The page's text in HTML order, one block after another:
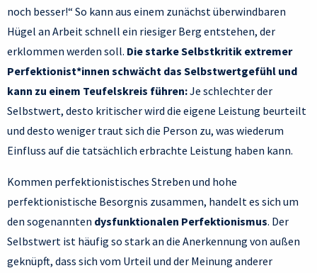
noch besser!“ So kann aus einem zunächst überwindbaren
Hügel an Arbeit schnell ein riesiger Berg entstehen, der
erklommen werden soll. Die starke Selbstkritik extremer
Perfektionist*innen schwächt das Selbstwertgefühl und
kann zu einem Teufelskreis führen:Je schlechter der
Selbstwert, desto kritischer wird die eigene Leistung beurteilt
und desto weniger traut sich die Person zu, was wiederum
Einfluss auf die tatsächlich erbrachte Leistung haben kann.
Kommen perfektionistisches Streben und hohe
perfektionistische Besorgnis zusammen, handelt es sich um
den sogenannten dysfunktionalen Perfektionismus. Der
Selbstwert ist häufig so stark an die Anerkennung von außen
geknüpft, dass sich vom Urteil und der Meinung anderer